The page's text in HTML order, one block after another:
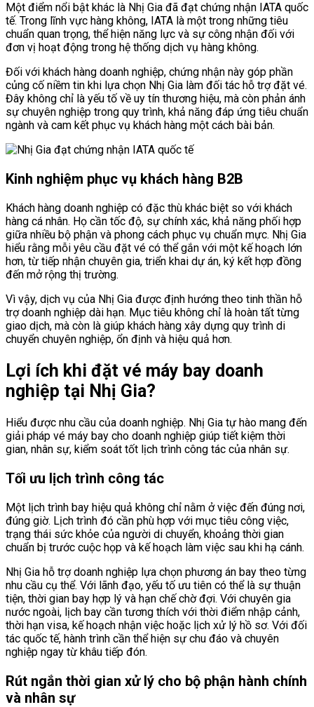
Một điểm nổi bật khác là Nhị Gia đã đạt chứng nhận IATA quốc
tế. Trong lĩnh vực hàng không, IATA là một trong những tiêu
chuẩn quan trọng, thể hiện năng lực và sự công nhận đối với
đơn vị hoạt động trong hệ thống dịch vụ hàng không.
Đối với khách hàng doanh nghiệp, chứng nhận này góp phần
củng cố niềm tin khi lựa chọn Nhị Gia làm đối tác hỗ trợ đặt vé.
Đây không chỉ là yếu tố về uy tín thương hiệu, mà còn phản ánh
sự chuyên nghiệp trong quy trình, khả năng đáp ứng tiêu chuẩn
ngành và cam kết phục vụ khách hàng một cách bài bản.
Kinh nghiệm phục vụ khách hàng B2B
Khách hàng doanh nghiệp có đặc thù khác biệt so với khách
hàng cá nhân. Họ cần tốc độ, sự chính xác, khả năng phối hợp
giữa nhiều bộ phận và phong cách phục vụ chuẩn mực. Nhị Gia
hiểu rằng mỗi yêu cầu đặt vé có thể gắn với một kế hoạch lớn
hơn, từ tiếp nhận chuyên gia, triển khai dự án, ký kết hợp đồng
đến mở rộng thị trường.
Vì vậy, dịch vụ của Nhị Gia được định hướng theo tinh thần hỗ
trợ doanh nghiệp dài hạn. Mục tiêu không chỉ là hoàn tất từng
giao dịch, mà còn là giúp khách hàng xây dựng quy trình di
chuyển chuyên nghiệp, ổn định và hiệu quả hơn.
Lợi ích khi đặt vé máy bay doanh
nghiệp tại Nhị Gia?
Hiểu được nhu cầu của doanh nghiệp. Nhị Gia tự hào mang đến
giải pháp vé máy bay cho doanh nghiệp giúp tiết kiệm thời
gian, nhân sự, kiểm soát tốt lịch trình công tác của nhân sự.
Tối ưu lịch trình công tác
Một lịch trình bay hiệu quả không chỉ nằm ở việc đến đúng nơi,
đúng giờ. Lịch trình đó cần phù hợp với mục tiêu công việc,
trạng thái sức khỏe của người di chuyển, khoảng thời gian
chuẩn bị trước cuộc họp và kế hoạch làm việc sau khi hạ cánh.
Nhị Gia hỗ trợ doanh nghiệp lựa chọn phương án bay theo từng
nhu cầu cụ thể. Với lãnh đạo, yếu tố ưu tiên có thể là sự thuận
tiện, thời gian bay hợp lý và hạn chế chờ đợi. Với chuyên gia
nước ngoài, lịch bay cần tương thích với thời điểm nhập cảnh,
thời hạn visa, kế hoạch nhận việc hoặc lịch xử lý hồ sơ. Với đối
tác quốc tế, hành trình cần thể hiện sự chu đáo và chuyên
nghiệp ngay từ khâu tiếp đón.
Rút ngắn thời gian xử lý cho bộ phận hành chính
và nhân sự